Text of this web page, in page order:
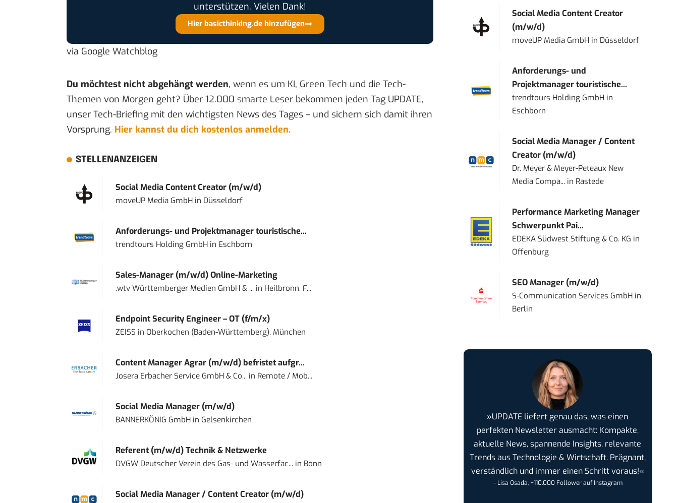
unterstützen. Vielen Dank!
Hier basicthinking.de hinzufügen
via Google Watchblog
Du möchtest nicht abgehängt werden, wenn es um KI, Green Tech und die Tech-
Themen von Morgen geht? Über 12.000 smarte Leser bekommen jeden Tag UPDATE,
unser Tech-Briefing mit den wichtigsten News des Tages – und sichern sich damit ihren
Vorsprung. Hier kannst du dich kostenlos anmelden.
STELLENANZEIGEN
Social Media Content Creator (m/w/d)
moveUP Media GmbHin Düsseldorf
Anforderungs- und Projektmanager touristische...
trendtours Holding GmbHin Eschborn
Sales-Manager (m/w/d) Online-Marketing
.wtv Württemberger Medien GmbH & ...in Heilbronn, F...
Endpoint Security Engineer – OT (f/m/x)
ZEISS in Oberkochen (Baden-Württemberg), München
Content Manager Agrar (m/w/d) befristet aufgr...
Josera Erbacher Service GmbH & Co...in Remote / Mob...
Social Media Manager (m/w/d)
BANNERKÖNIG GmbHin Gelsenkirchen
Referent (m/w/d) Technik & Netzwerke
DVGW Deutscher Verein des Gas- und Wasserfac...in Bonn
Social Media Manager / Content Creator (m/w/d)
Social Media Content Creator
(m/w/d)
moveUP Media GmbH in Düsseldorf
Anforderungs- und
Projektmanager touristische...
trendtours Holding GmbH in
Eschborn
Social Media Manager / Content
Creator (m/w/d)
Dr. Meyer & Meyer-Peteaux New
Media Compa... in Rastede
Performance Marketing Manager
Schwerpunkt Pai...
EDEKA Südwest Stiftung & Co. KG in
Offenburg
SEO Manager (m/w/d)
S-Communication Services GmbH in
Berlin
»UPDATE liefert genau das, was einen
perfekten Newsletter ausmacht: Kompakte,
aktuelle News, spannende Insights, relevante
Trends aus Technologie & Wirtschaft. Prägnant,
verständlich und immer einen Schritt voraus!«
– Lisa Osada, +110.000 Follower auf Instagram